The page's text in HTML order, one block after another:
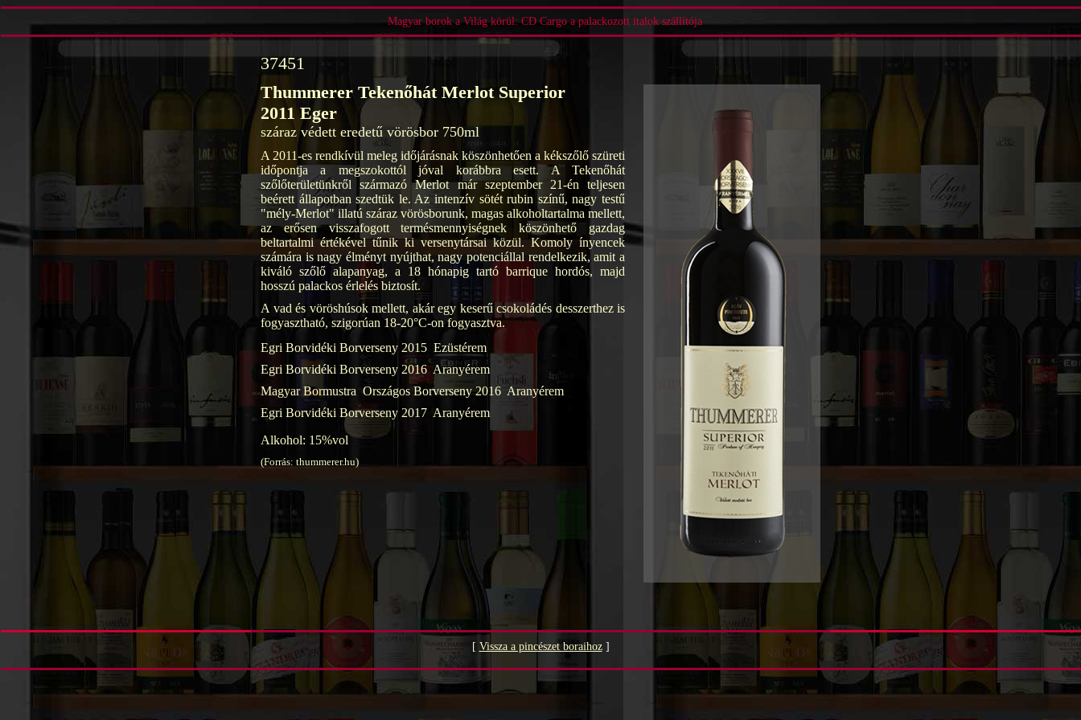
Magyar borok a Világ körül: CD Cargo a palackozott italok szállítója
37451
Thummerer Tekenőhát Merlot Superior
2011 Eger
száraz védett eredetű vörösbor 750ml
A 2011-es rendkívül meleg időjárásnak köszönhetően a kékszőlő szüreti
időpontja a megszokottól jóval korábbra esett. A Tekenőhát
szőlőterületünkről származó Merlot már szeptember 21-én teljesen
beérett állapotban szedtük le. Az intenzív sötét rubin színű, nagy testű
"mély-Merlot" illatú száraz vörösborunk, magas alkoholtartalma mellett,
az erősen visszafogott termésmennyiségnek köszönhető gazdag
beltartalmi értékével tűnik ki versenytársai közül. Komoly ínyencek
számára is nagy élményt nyújthat, nagy potenciállal rendelkezik, amit a
kiváló szőlő alapanyag, a 18 hónapig tartó barrique hordós, majd
hosszú palackos érlelés biztosít.
A vad és vöröshúsok mellett, akár egy keserű csokoládés desszerthez is
fogyasztható, szigorúan 18-20°C-on fogyasztva.
Egri Borvidéki Borverseny 2015  Ezüstérem
Egri Borvidéki Borverseny 2016  Aranyérem
Magyar Bormustra  Országos Borverseny 2016  Aranyérem
Egri Borvidéki Borverseny 2017  Aranyérem
Alkohol: 15%vol
(Forrás: thummerer.hu)
[ Vissza a pincészet boraihoz]